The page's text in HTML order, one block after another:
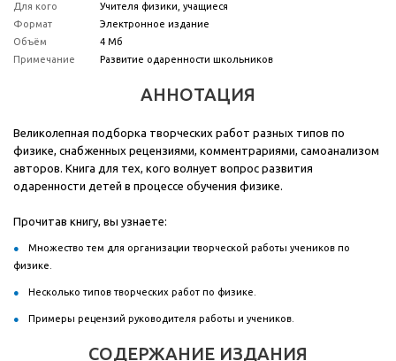
Для кого
Учителя физики, учащиеся
Формат
Электронное издание
Объём
4 Мб
Примечание
Развитие одаренности школьников
АННОТАЦИЯ
Великолепная подборка творческих работ разных типов по
физике, снабженных рецензиями, комментрариями, самоанализом
авторов. Книга для тех, кого волнует вопрос развития
одаренности детей в процессе обучения физике.
Прочитав книгу, вы узнаете:
Множество тем для организации творческой работы учеников по
физике.
Несколько типов творческих работ по физике.
Примеры рецензий руководителя работы и учеников.
СОДЕРЖАНИЕ ИЗДАНИЯ